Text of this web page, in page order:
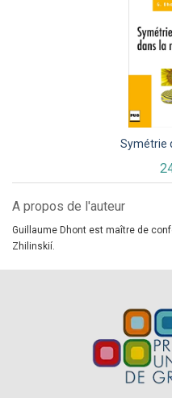
Symétrie
A propos de l'auteur
Guillaume Dhont est maître de
Zhilinskií.